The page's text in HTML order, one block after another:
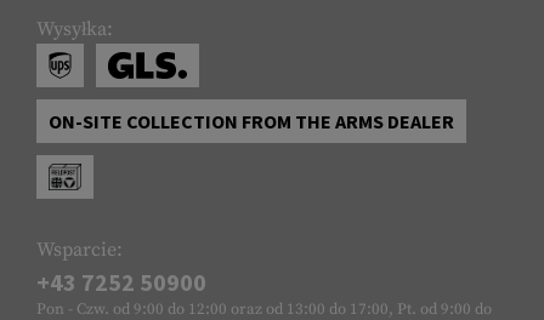
Wysyłka:
ON-SITE COLLECTION FROM THE ARMS DEALER
Wsparcie:
+43 7252 50900
Pon - Czw. od 9:00 do 12:00 oraz od 13:00 do 17:00, Pt. od 9:00 do